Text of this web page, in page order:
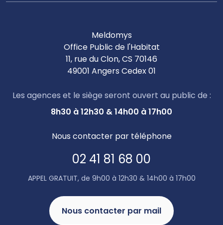
Meldomys
Office Public de l'Habitat
11, rue du Clon, CS 70146
49001 Angers Cedex 01
Les agences et le siège seront ouvert au public de :
8h30 à 12h30 & 14h00 à 17h00
Nous contacter par téléphone
02 41 81 68 00
APPEL GRATUIT, de 9h00 à 12h30 & 14h00 à 17h00
Nous contacter par mail